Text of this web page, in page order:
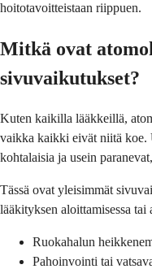
hoitotavoitteistaan riippuen.
Mitkä ovat
sivuvaikutukset?
Kuten kaikilla lääkkeillä,
vaikka kaikki eivät niitä koe.
kohtalaisia ja usein
Tässä ovat yleisimmät
lääkityksen aloittamisessa tai
Ruokahalun
Pahoinvointi tai